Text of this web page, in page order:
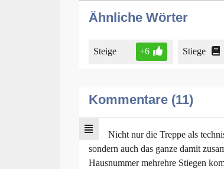
Ähnliche Wörter
Steige +6 Stiege
Kommentare (11)
Nicht nur die Treppe als
sondern auch das ganze damit
Hausnummer mehrehre Stiegen